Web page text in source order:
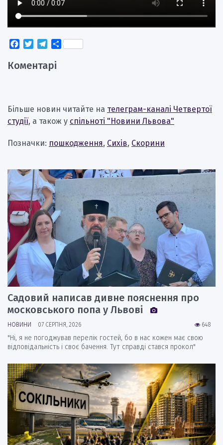
Facebook
TwitterTelegram
Поділитися
Коментарі
Більше новин читайте на телеграм-каналі Четвертої
студії, а також у спільноті "Новини Львова"
Позначки: пошкодження, Сихів, Скорини
Садовий написав дивне пояснення про
московського попа у Львові
648
НОВИНИ 07 СЕРПНЯ, 2026
"Ні, я не погоджував перелік гостей, бо в нас кожен має свою
відповідальність і своє бачення. Тут справді стався прокол"